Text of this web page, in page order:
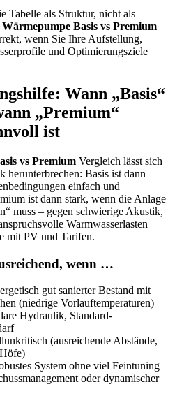
Tabelle als Struktur, nicht als
Wärmepumpe Basis vs Premium
wenn Sie Ihre Aufstellung,
und Optimierungsziele
Wann „Basis“
„Premium“
ist
vs Premium Vergleich lässt sich
herunterbrechen: Basis ist dann
einfach und
ist dann stark, wenn die Anlage
muss – gegen schwierige Akustik,
Warmwasserlasten
mit PV und Tarifen.
wenn …
gut sanierter Bestand mit
(niedrige Vorlauftemperaturen)
Hydraulik, Standard-
(ausreichende Abstände,
System ohne viel Feintuning
oder dynamischer